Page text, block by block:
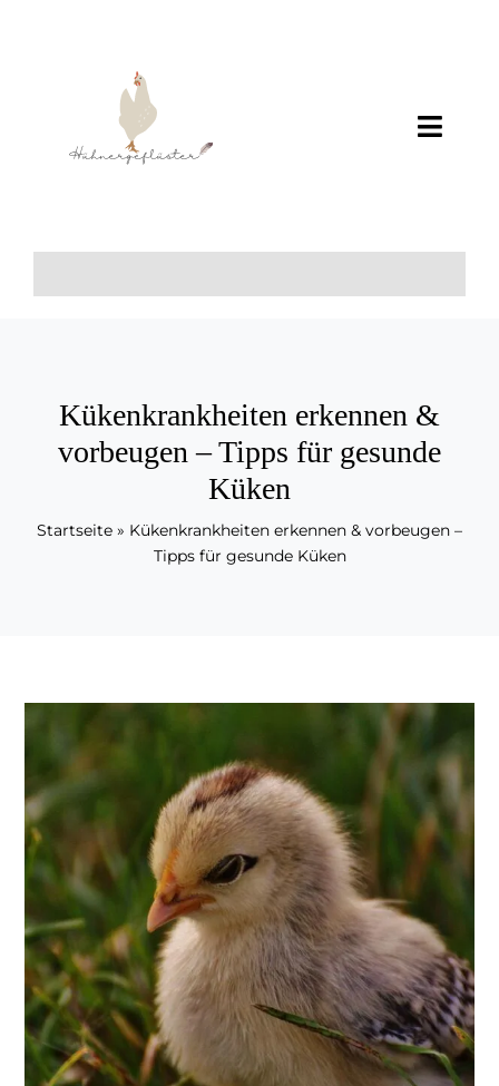
Kükenkrankheiten erkennen &
vorbeugen – Tipps für gesunde
Küken
Startseite » Kükenkrankheiten erkennen & vorbeugen –
Tipps für gesunde Küken